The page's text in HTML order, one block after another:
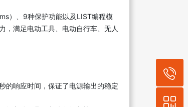
）、9种保护功能以及LIST编程模
满足电动工具、电动自行车、无人
的响应时间，保证了电源输出的稳定